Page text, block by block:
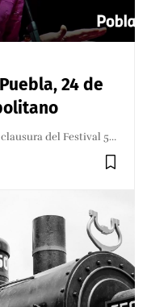
24 de
del Festival 5…